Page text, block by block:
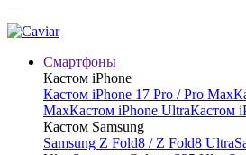
Смартфоны
Кастом iPhone
Кастом iPhone 17 Pro / Pro Max
MaxКастом iPhone UltraКастом
Кастом Samsung
Samsung Z Fold8 / Z Fold8 Ultra